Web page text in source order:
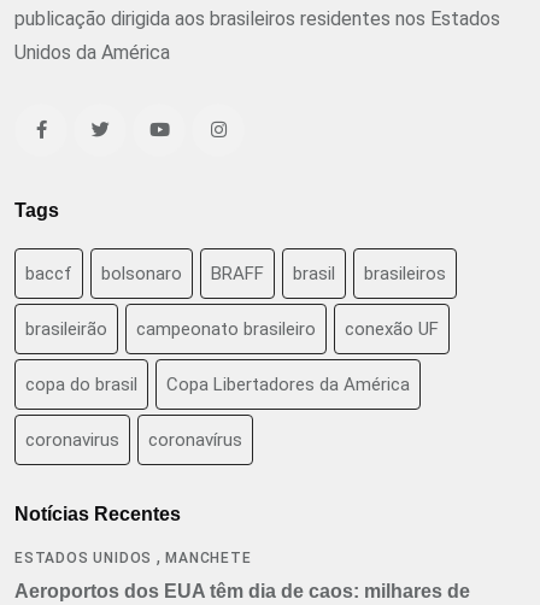
publicação dirigida aos brasileiros residentes nos Estados
Unidos da América
Tags
baccf bolsonaro BRAFF brasil brasileiros
brasileirão campeonato brasileiro conexão UF
copa do brasil Copa Libertadores da América
coronavirus coronavírus
Notícias Recentes
ESTADOS UNIDOS ,MANCHETE
Aeroportos dos EUA têm dia de caos: milhares de